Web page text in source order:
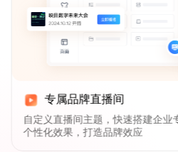
专属品牌直播间
自定义直播间主题，快速搭建企业
个性化效果，打造品牌效应